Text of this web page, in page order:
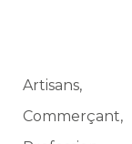
Artisans,
Commerçant,